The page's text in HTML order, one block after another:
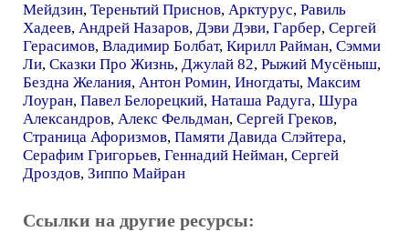
Мейдзин, Тереньтий Приснов, Арктурус, Равиль
Хадеев, Андрей Назаров, Дэви Дэви, Гарбер, Сергей
Герасимов, Владимир Болбат, Кирилл Райман, Сэмми
Ли, Сказки Про Жизнь, Джулай 82, Рыжий Мусёныш,
Бездна Желания, Антон Ромин, Иногдаты, Максим
Лоуран, Павел Белорецкий, Наташа Радуга, Шура
Александров, Алекс Фельдман, Сергей Греков,
Страница Афоризмов, Памяти Давида Слэйтера,
Серафим Григорьев, Геннадий Нейман, Сергей
Дроздов, Зиппо Майран
Ссылки на другие ресурсы: